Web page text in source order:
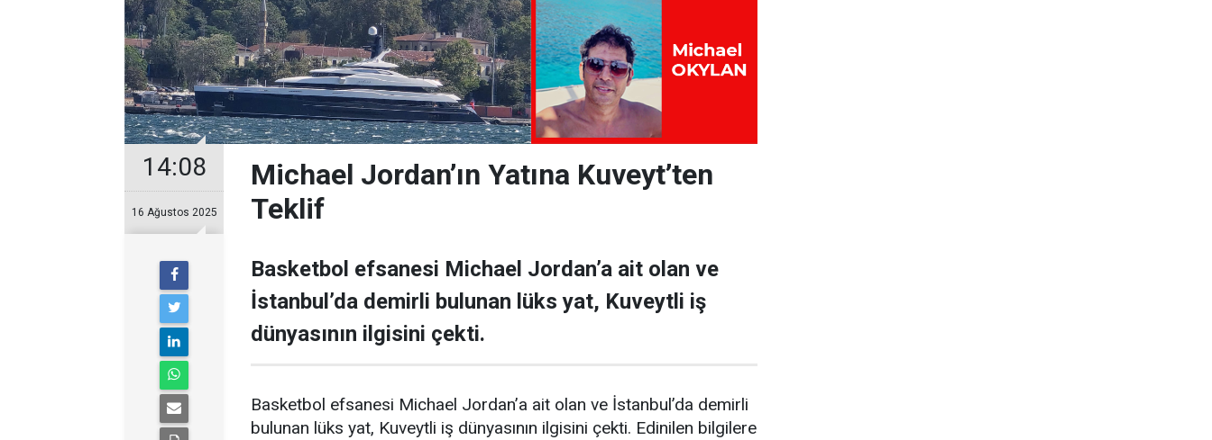
14:08
16 Ağustos 2025
Michael Jordan’ın Yatına Kuveyt’ten
Teklif
Basketbol efsanesi Michael Jordan’a ait olan ve
İstanbul’da demirli bulunan lüks yat, Kuveytli iş
dünyasının ilgisini çekti.
Basketbol efsanesi Michael Jordan’a ait olan ve İstanbul’da demirli
bulunan lüks yat, Kuveytli iş dünyasının ilgisini çekti. Edinilen bilgilere